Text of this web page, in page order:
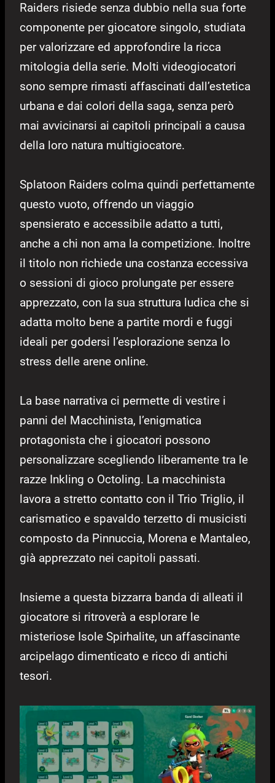
Raiders risiede senza dubbio nella sua forte
componente per giocatore singolo, studiata
per valorizzare ed approfondire la ricca
mitologia della serie. Molti videogiocatori
sono sempre rimasti affascinati dall’estetica
urbana e dai colori della saga, senza però
mai avvicinarsi ai capitoli principali a causa
della loro natura multigiocatore.
Splatoon Raiders colma quindi perfettamente
questo vuoto, offrendo un viaggio
spensierato e accessibile adatto a tutti,
anche a chi non ama la competizione. Inoltre
il titolo non richiede una costanza eccessiva
o sessioni di gioco prolungate per essere
apprezzato, con la sua struttura ludica che si
adatta molto bene a partite mordi e fuggi
ideali per godersi l’esplorazione senza lo
stress delle arene online.
La base narrativa ci permette di vestire i
panni del Macchinista, l’enigmatica
protagonista che i giocatori possono
personalizzare scegliendo liberamente tra le
razze Inkling o Octoling. La macchinista
lavora a stretto contatto con il Trio Triglio, il
carismatico e spavaldo terzetto di musicisti
composto da Pinnuccia, Morena e Mantaleo,
già apprezzato nei capitoli passati.
Insieme a questa bizzarra banda di alleati il
giocatore si ritroverà a esplorare le
misteriose Isole Spirhalite, un affascinante
arcipelago dimenticato e ricco di antichi
tesori.